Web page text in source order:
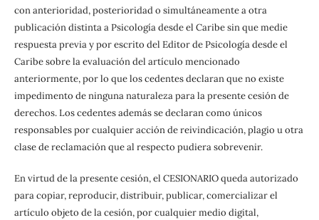
con anterioridad, posterioridad o simultáneamente a otra
publicación distinta a Psicología desde el Caribe sin que medie
respuesta previa y por escrito del Editor de Psicología desde el
Caribe sobre la evaluación del artículo mencionado
anteriormente, por lo que los cedentes declaran que no existe
impedimento de ninguna naturaleza para la presente cesión de
derechos. Los cedentes además se declaran como únicos
responsables por cualquier acción de reivindicación, plagio u otra
clase de reclamación que al respecto pudiera sobrevenir.
En virtud de la presente cesión, el CESIONARIO queda autorizado
para copiar, reproducir, distribuir, publicar, comercializar el
artículo objeto de la cesión, por cualquier medio digital,